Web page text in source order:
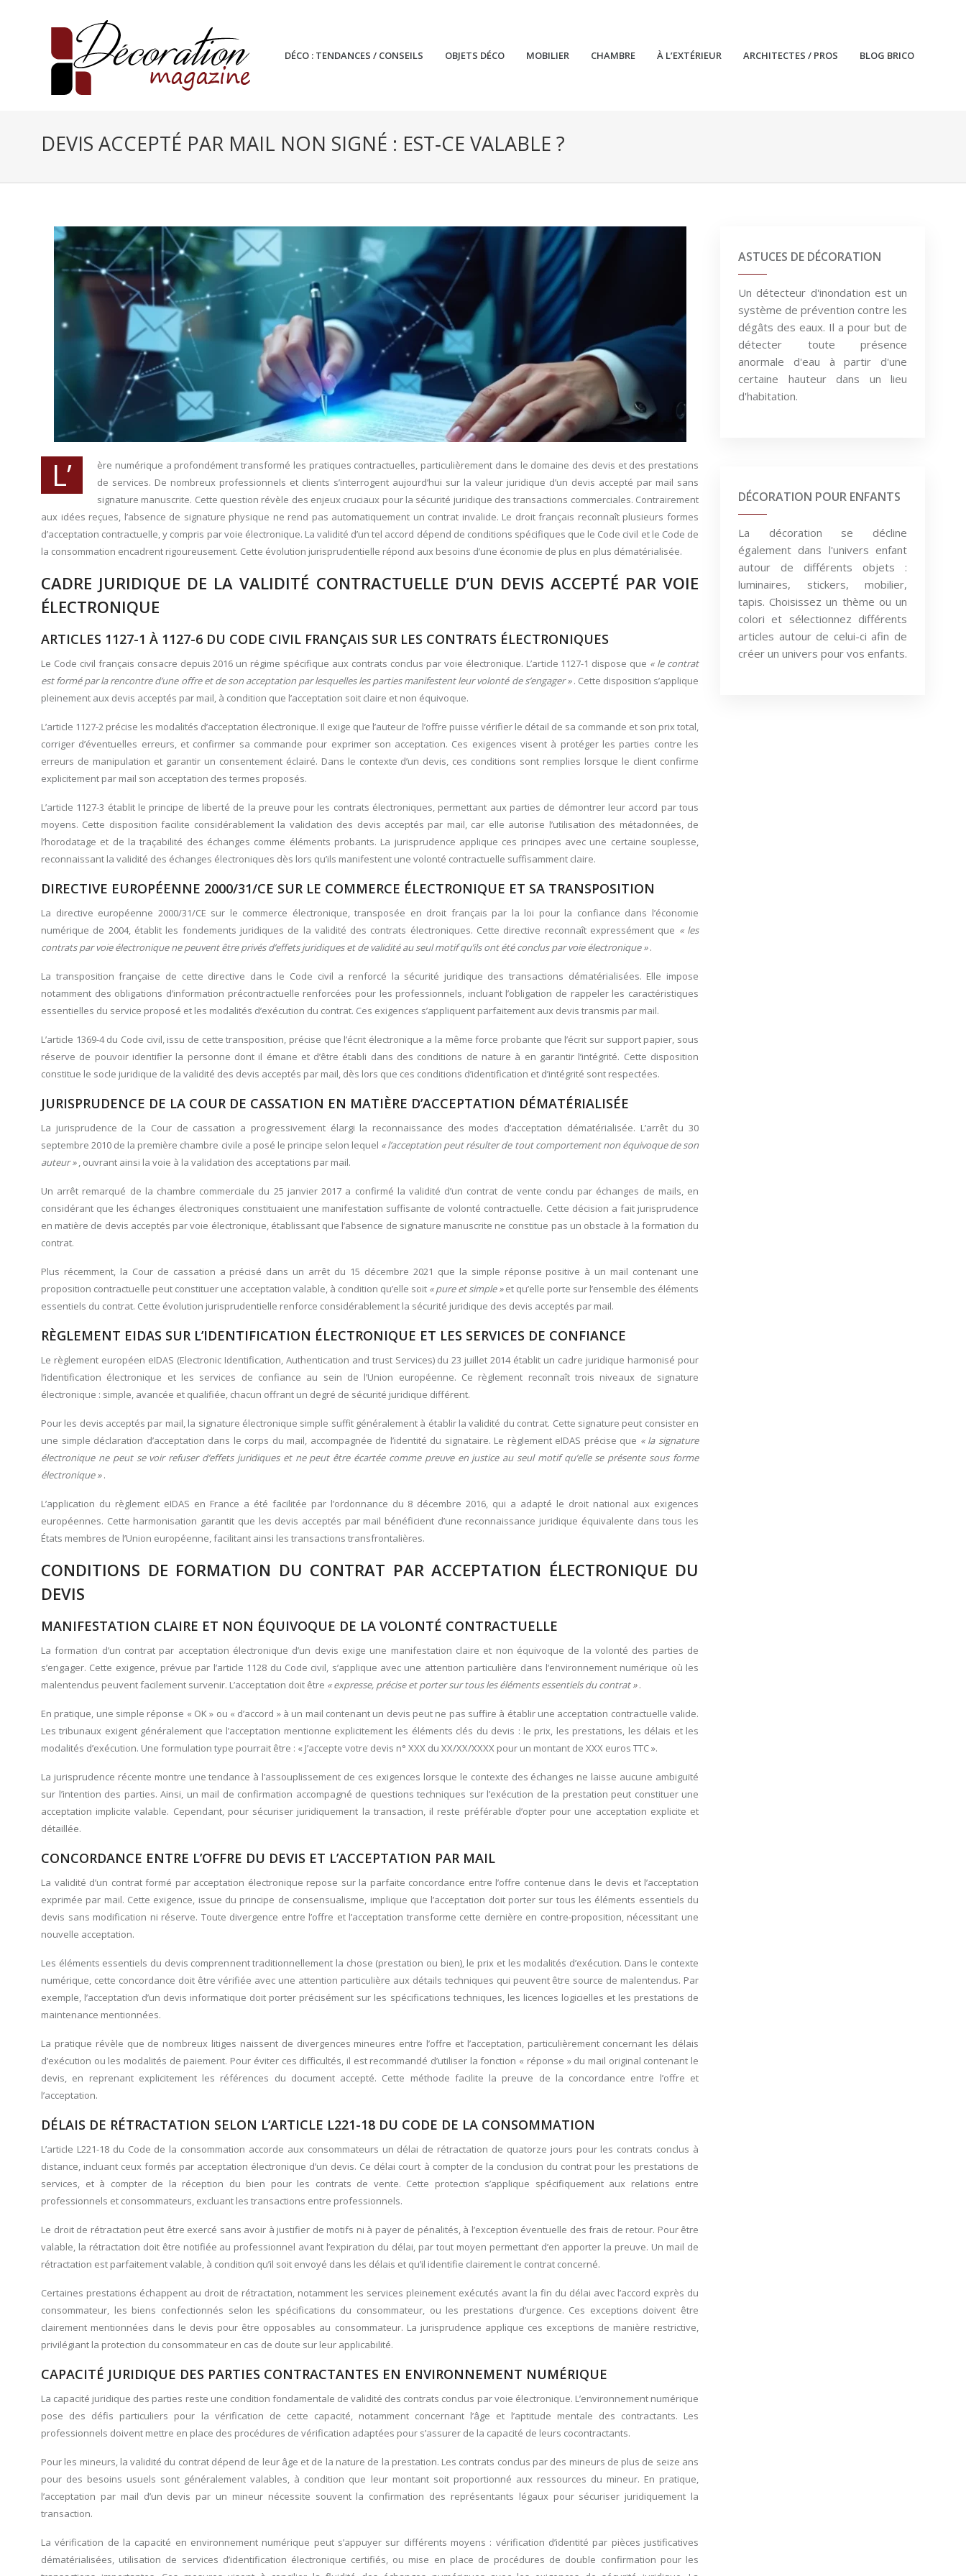
DÉCO : TENDANCES / CONSEILS OBJETS DÉCO MOBILIER CHAMBRE À L’EXTÉRIEUR ARCHITECTES / PROS BLOG BRICO
DEVIS ACCEPTÉ PAR MAIL NON SIGNÉ : EST‑CE VALABLE ?
L’
ère numérique a profondément transformé les pratiques contractuelles, particulièrement dans le domaine des devis et des prestations
de services. De nombreux professionnels et clients s’interrogent aujourd’hui sur la valeur juridique d’un devis accepté par mail sans
signature manuscrite. Cette question révèle des enjeux cruciaux pour la sécurité juridique des transactions commerciales. Contrairement
aux idées reçues, l’absence de signature physique ne rend pas automatiquement un contrat invalide. Le droit français reconnaît plusieurs formes
d’acceptation contractuelle, y compris par voie électronique. La validité d’un tel accord dépend de conditions spécifiques que le Code civil et le Code de
la consommation encadrent rigoureusement. Cette évolution jurisprudentielle répond aux besoins d’une économie de plus en plus dématérialisée.
CADRE JURIDIQUE DE LA VALIDITÉ CONTRACTUELLE D’UN DEVIS ACCEPTÉ PAR VOIE
ÉLECTRONIQUE
ARTICLES 1127-1 À 1127-6 DU CODE CIVIL FRANÇAIS SUR LES CONTRATS ÉLECTRONIQUES
Le Code civil français consacre depuis 2016 un régime spécifique aux contrats conclus par voie électronique. L’article 1127-1 dispose que « le contrat
est formé par la rencontre d’une offre et de son acceptation par lesquelles les parties manifestent leur volonté de s’engager ». Cette disposition s’applique
pleinement aux devis acceptés par mail, à condition que l’acceptation soit claire et non équivoque.
L’article 1127-2 précise les modalités d’acceptation électronique. Il exige que l’auteur de l’offre puisse vérifier le détail de sa commande et son prix total,
corriger d’éventuelles erreurs, et confirmer sa commande pour exprimer son acceptation. Ces exigences visent à protéger les parties contre les
erreurs de manipulation et garantir un consentement éclairé. Dans le contexte d’un devis, ces conditions sont remplies lorsque le client confirme
explicitement par mail son acceptation des termes proposés.
L’article 1127-3 établit le principe de liberté de la preuve pour les contrats électroniques, permettant aux parties de démontrer leur accord par tous
moyens. Cette disposition facilite considérablement la validation des devis acceptés par mail, car elle autorise l’utilisation des métadonnées, de
l’horodatage et de la traçabilité des échanges comme éléments probants. La jurisprudence applique ces principes avec une certaine souplesse,
reconnaissant la validité des échanges électroniques dès lors qu’ils manifestent une volonté contractuelle suffisamment claire.
DIRECTIVE EUROPÉENNE 2000/31/CE SUR LE COMMERCE ÉLECTRONIQUE ET SA TRANSPOSITION
La directive européenne 2000/31/CE sur le commerce électronique, transposée en droit français par la loi pour la confiance dans l’économie
numérique de 2004, établit les fondements juridiques de la validité des contrats électroniques. Cette directive reconnaît expressément que « les
contrats par voie électronique ne peuvent être privés d’effets juridiques et de validité au seul motif qu’ils ont été conclus par voie électronique ».
La transposition française de cette directive dans le Code civil a renforcé la sécurité juridique des transactions dématérialisées. Elle impose
notamment des obligations d’information précontractuelle renforcées pour les professionnels, incluant l’obligation de rappeler les caractéristiques
essentielles du service proposé et les modalités d’exécution du contrat. Ces exigences s’appliquent parfaitement aux devis transmis par mail.
L’article 1369-4 du Code civil, issu de cette transposition, précise que l’écrit électronique a la même force probante que l’écrit sur support papier, sous
réserve de pouvoir identifier la personne dont il émane et d’être établi dans des conditions de nature à en garantir l’intégrité. Cette disposition
constitue le socle juridique de la validité des devis acceptés par mail, dès lors que ces conditions d’identification et d’intégrité sont respectées.
JURISPRUDENCE DE LA COUR DE CASSATION EN MATIÈRE D’ACCEPTATION DÉMATÉRIALISÉE
La jurisprudence de la Cour de cassation a progressivement élargi la reconnaissance des modes d’acceptation dématérialisée. L’arrêt du 30
septembre 2010 de la première chambre civile a posé le principe selon lequel « l’acceptation peut résulter de tout comportement non équivoque de son
auteur », ouvrant ainsi la voie à la validation des acceptations par mail.
Un arrêt remarqué de la chambre commerciale du 25 janvier 2017 a confirmé la validité d’un contrat de vente conclu par échanges de mails, en
considérant que les échanges électroniques constituaient une manifestation suffisante de volonté contractuelle. Cette décision a fait jurisprudence
en matière de devis acceptés par voie électronique, établissant que l’absence de signature manuscrite ne constitue pas un obstacle à la formation du
contrat.
Plus récemment, la Cour de cassation a précisé dans un arrêt du 15 décembre 2021 que la simple réponse positive à un mail contenant une
proposition contractuelle peut constituer une acceptation valable, à condition qu’elle soit « pure et simple »et qu’elle porte sur l’ensemble des éléments
essentiels du contrat. Cette évolution jurisprudentielle renforce considérablement la sécurité juridique des devis acceptés par mail.
RÈGLEMENT EIDAS SUR L’IDENTIFICATION ÉLECTRONIQUE ET LES SERVICES DE CONFIANCE
Le règlement européen eIDAS (Electronic Identification, Authentication and trust Services) du 23 juillet 2014 établit un cadre juridique harmonisé pour
l’identification électronique et les services de confiance au sein de l’Union européenne. Ce règlement reconnaît trois niveaux de signature
électronique : simple, avancée et qualifiée, chacun offrant un degré de sécurité juridique différent.
Pour les devis acceptés par mail, la signature électronique simple suffit généralement à établir la validité du contrat. Cette signature peut consister en
une simple déclaration d’acceptation dans le corps du mail, accompagnée de l’identité du signataire. Le règlement eIDAS précise que « la signature
électronique ne peut se voir refuser d’effets juridiques et ne peut être écartée comme preuve en justice au seul motif qu’elle se présente sous forme
électronique ».
L’application du règlement eIDAS en France a été facilitée par l’ordonnance du 8 décembre 2016, qui a adapté le droit national aux exigences
européennes. Cette harmonisation garantit que les devis acceptés par mail bénéficient d’une reconnaissance juridique équivalente dans tous les
États membres de l’Union européenne, facilitant ainsi les transactions transfrontalières.
CONDITIONS DE FORMATION DU CONTRAT PAR ACCEPTATION ÉLECTRONIQUE DU
DEVIS
MANIFESTATION CLAIRE ET NON ÉQUIVOQUE DE LA VOLONTÉ CONTRACTUELLE
La formation d’un contrat par acceptation électronique d’un devis exige une manifestation claire et non équivoque de la volonté des parties de
s’engager. Cette exigence, prévue par l’article 1128 du Code civil, s’applique avec une attention particulière dans l’environnement numérique où les
malentendus peuvent facilement survenir. L’acceptation doit être « expresse, précise et porter sur tous les éléments essentiels du contrat ».
En pratique, une simple réponse « OK » ou « d’accord » à un mail contenant un devis peut ne pas suffire à établir une acceptation contractuelle valide.
Les tribunaux exigent généralement que l’acceptation mentionne explicitement les éléments clés du devis : le prix, les prestations, les délais et les
modalités d’exécution. Une formulation type pourrait être : « J’accepte votre devis n° XXX du XX/XX/XXXX pour un montant de XXX euros TTC ».
La jurisprudence récente montre une tendance à l’assouplissement de ces exigences lorsque le contexte des échanges ne laisse aucune ambiguïté
sur l’intention des parties. Ainsi, un mail de confirmation accompagné de questions techniques sur l’exécution de la prestation peut constituer une
acceptation implicite valable. Cependant, pour sécuriser juridiquement la transaction, il reste préférable d’opter pour une acceptation explicite et
détaillée.
CONCORDANCE ENTRE L’OFFRE DU DEVIS ET L’ACCEPTATION PAR MAIL
La validité d’un contrat formé par acceptation électronique repose sur la parfaite concordance entre l’offre contenue dans le devis et l’acceptation
exprimée par mail. Cette exigence, issue du principe de consensualisme, implique que l’acceptation doit porter sur tous les éléments essentiels du
devis sans modification ni réserve. Toute divergence entre l’offre et l’acceptation transforme cette dernière en contre-proposition, nécessitant une
nouvelle acceptation.
Les éléments essentiels du devis comprennent traditionnellement la chose (prestation ou bien), le prix et les modalités d’exécution. Dans le contexte
numérique, cette concordance doit être vérifiée avec une attention particulière aux détails techniques qui peuvent être source de malentendus. Par
exemple, l’acceptation d’un devis informatique doit porter précisément sur les spécifications techniques, les licences logicielles et les prestations de
maintenance mentionnées.
La pratique révèle que de nombreux litiges naissent de divergences mineures entre l’offre et l’acceptation, particulièrement concernant les délais
d’exécution ou les modalités de paiement. Pour éviter ces difficultés, il est recommandé d’utiliser la fonction « réponse » du mail original contenant le
devis, en reprenant explicitement les références du document accepté. Cette méthode facilite la preuve de la concordance entre l’offre et
l’acceptation.
DÉLAIS DE RÉTRACTATION SELON L’ARTICLE L221-18 DU CODE DE LA CONSOMMATION
L’article L221-18 du Code de la consommation accorde aux consommateurs un délai de rétractation de quatorze jours pour les contrats conclus à
distance, incluant ceux formés par acceptation électronique d’un devis. Ce délai court à compter de la conclusion du contrat pour les prestations de
services, et à compter de la réception du bien pour les contrats de vente. Cette protection s’applique spécifiquement aux relations entre
professionnels et consommateurs, excluant les transactions entre professionnels.
Le droit de rétractation peut être exercé sans avoir à justifier de motifs ni à payer de pénalités, à l’exception éventuelle des frais de retour. Pour être
valable, la rétractation doit être notifiée au professionnel avant l’expiration du délai, par tout moyen permettant d’en apporter la preuve. Un mail de
rétractation est parfaitement valable, à condition qu’il soit envoyé dans les délais et qu’il identifie clairement le contrat concerné.
Certaines prestations échappent au droit de rétractation, notamment les services pleinement exécutés avant la fin du délai avec l’accord exprès du
consommateur, les biens confectionnés selon les spécifications du consommateur, ou les prestations d’urgence. Ces exceptions doivent être
clairement mentionnées dans le devis pour être opposables au consommateur. La jurisprudence applique ces exceptions de manière restrictive,
privilégiant la protection du consommateur en cas de doute sur leur applicabilité.
CAPACITÉ JURIDIQUE DES PARTIES CONTRACTANTES EN ENVIRONNEMENT NUMÉRIQUE
La capacité juridique des parties reste une condition fondamentale de validité des contrats conclus par voie électronique. L’environnement numérique
pose des défis particuliers pour la vérification de cette capacité, notamment concernant l’âge et l’aptitude mentale des contractants. Les
professionnels doivent mettre en place des procédures de vérification adaptées pour s’assurer de la capacité de leurs cocontractants.
Pour les mineurs, la validité du contrat dépend de leur âge et de la nature de la prestation. Les contrats conclus par des mineurs de plus de seize ans
pour des besoins usuels sont généralement valables, à condition que leur montant soit proportionné aux ressources du mineur. En pratique,
l’acceptation par mail d’un devis par un mineur nécessite souvent la confirmation des représentants légaux pour sécuriser juridiquement la
transaction.
La vérification de la capacité en environnement numérique peut s’appuyer sur différents moyens : vérification d’identité par pièces justificatives
dématérialisées, utilisation de services d’identification électronique certifiés, ou mise en place de procédures de double confirmation pour les
ASTUCES DE DÉCORATION
Un détecteur d'inondation est un
système de prévention contre les
dégâts des eaux. Il a pour but de
détecter toute présence
anormale d'eau à partir d'une
certaine hauteur dans un lieu
d'habitation.
DÉCORATION POUR ENFANTS
La décoration se décline
également dans l'univers enfant
autour de différents objets :
luminaires, stickers, mobilier,
tapis. Choisissez un thème ou un
colori et sélectionnez différents
articles autour de celui-ci afin de
créer un univers pour vos enfants.